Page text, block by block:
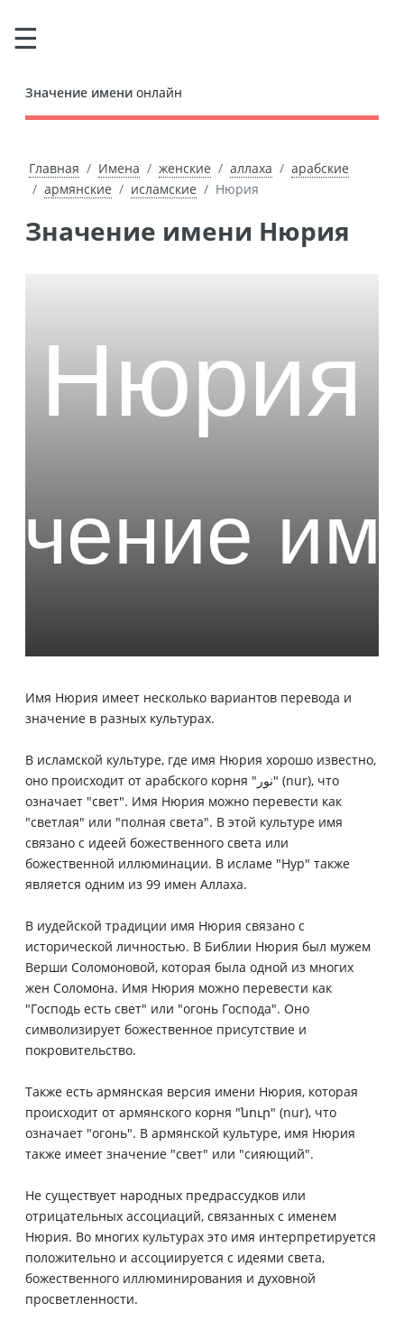
Значение имени онлайн
Главная Имена женские аллаха
арабские
армянские
исламские Нюрия
Значение имени Нюрия
Имя Нюрия имеет несколько вариантов перевода и
значение в разных культурах.
В исламской культуре, где имя Нюрия хорошо известно,
оно происходит от арабского корня "نور" (nur), что
означает "свет". Имя Нюрия можно перевести как
"светлая" или "полная света". В этой культуре имя
связано с идеей божественного света или
божественной иллюминации. В исламе "Нур" также
является одним из 99 имен Аллаха.
В иудейской традиции имя Нюрия связано с
исторической личностью. В Библии Нюрия был мужем
Верши Соломоновой, которая была одной из многих
жен Соломона. Имя Нюрия можно перевести как
"Господь есть свет" или "огонь Господа". Оно
символизирует божественное присутствие и
покровительство.
Также есть армянская версия имени Нюрия, которая
происходит от армянского корня "նուր" (nur), что
означает "огонь". В армянской культуре, имя Нюрия
также имеет значение "свет" или "сияющий".
Не существует народных предрассудков или
отрицательных ассоциаций, связанных с именем
Нюрия. Во многих культурах это имя интерпретируется
положительно и ассоциируется с идеями света,
божественного иллюминирования и духовной
просветленности.